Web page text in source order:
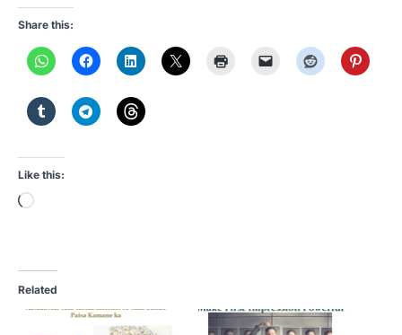
Share this:
Like this:
Loading…
Related